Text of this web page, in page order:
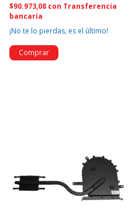
$90.973,08 con Transferencia
bancaria
¡No te lo pierdas, es el último!